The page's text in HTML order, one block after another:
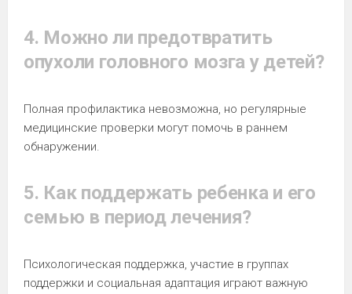
4. Можно ли предотвратить
опухоли головного мозга у детей?
Полная профилактика невозможна, но регулярные
медицинские проверки могут помочь в раннем
обнаружении.
5. Как поддержать ребенка и его
семью в период лечения?
Психологическая поддержка, участие в группах
поддержки и социальная адаптация играют важную